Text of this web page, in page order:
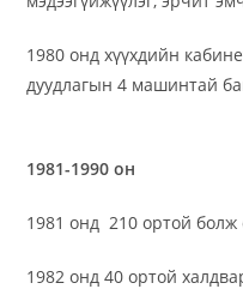
1980 онд хүүхдийн
дуудлагын 4 машинтай
1981-1990 он
1981 онд 210 ортой болж
1982 онд 40 ортой